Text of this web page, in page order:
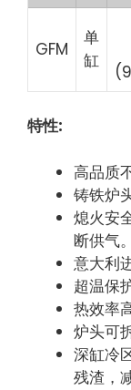
GFM
单
缸
特性:
高品质
铸铁炉
熄火安
断供气。
意大利
超温保
热效率
炉头可
深缸冷
残渣，